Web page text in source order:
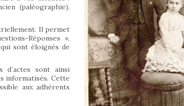
(paléographie),
Il permet
Réponses »,
sont éloignés de
d´actes sont ainsi
informatisés. Cette
aux adhérents